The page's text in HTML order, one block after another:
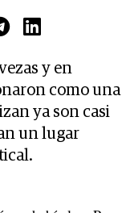
y en
como una
ya son casi
un lugar